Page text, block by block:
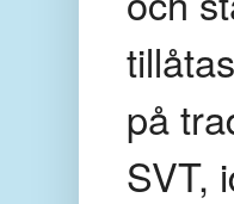
på
SVT,